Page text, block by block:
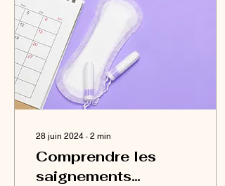
28 juin 2024 ∙ 2 min
Comprendre les
saignements